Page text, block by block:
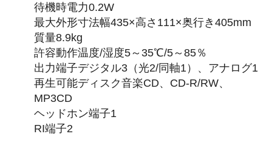
待機時電力0.2W
最大外形寸法幅435×高さ111×奥行き405mm
質量8.9kg
許容動作温度/湿度5～35℃/5～85％
出力端子デジタル3（光2/同軸1）、アナログ1
再生可能ディスク音楽CD、CD-R/RW、
MP3CD
ヘッドホン端子1
RI端子2